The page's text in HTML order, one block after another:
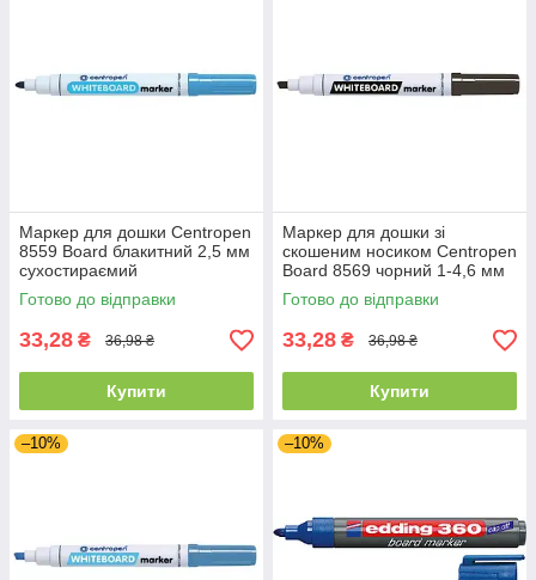
Маркер для дошки Centropen
8559 Board блакитний 2,5 мм
сухостираємий
Готово до відправки
33,28 ₴ 36,98 ₴
Купити
Маркер для дошки зі
скошеним носиком Centropen
Board 8569 чорний 1-4,6 мм
Готово до відправки
33,28 ₴ 36,98 ₴
Купити
–10% –10%